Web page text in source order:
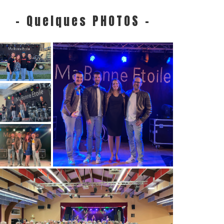
- Quelques PHOTOS -